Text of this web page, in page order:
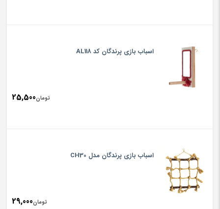
اسباب بازی پرندگان کد AL118
تومان25,500
اسباب بازی پرندگان مدل CH30
تومان29,000